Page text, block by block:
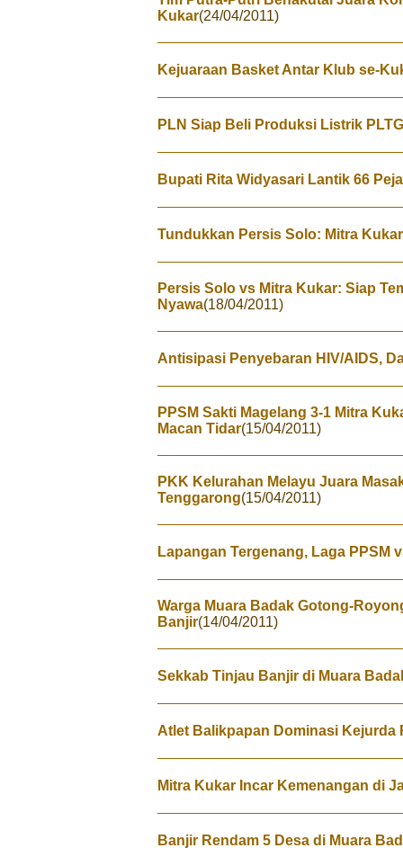
Kukar(24/04/2011)
Kejuaraan Basket Antar Klub se-
PLN Siap Beli Produksi Listrik
Bupati Rita Widyasari Lantik 66
Tundukkan Persis Solo: Mitra
Persis Solo vs Mitra Kukar: Siap
Nyawa(18/04/2011)
Antisipasi Penyebaran HIV/AIDS,
PPSM Sakti Magelang 3-1 Mitra
Macan Tidar(15/04/2011)
PKK Kelurahan Melayu Juara
Tenggarong(15/04/2011)
Lapangan Tergenang, Laga PPSM
Warga Muara Badak Gotong-
Banjir(14/04/2011)
Sekkab Tinjau Banjir di Muara
Atlet Balikpapan Dominasi Kejurda
Mitra Kukar Incar Kemenangan di
Banjir Rendam 5 Desa di Muara